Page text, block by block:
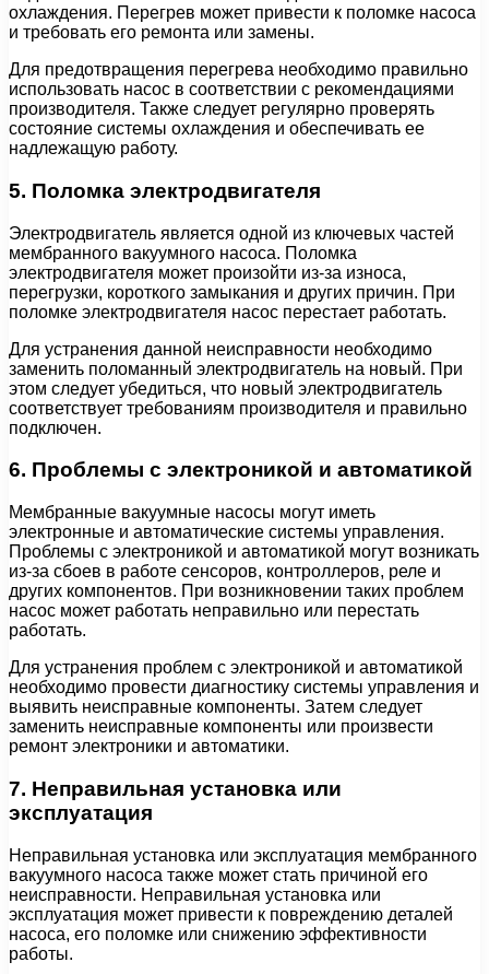
охлаждения. Перегрев может привести к поломке насоса
и требовать его ремонта или замены.
Для предотвращения перегрева необходимо правильно
использовать насос в соответствии с рекомендациями
производителя. Также следует регулярно проверять
состояние системы охлаждения и обеспечивать ее
надлежащую работу.
5. Поломка электродвигателя
Электродвигатель является одной из ключевых частей
мембранного вакуумного насоса. Поломка
электродвигателя может произойти из-за износа,
перегрузки, короткого замыкания и других причин. При
поломке электродвигателя насос перестает работать.
Для устранения данной неисправности необходимо
заменить поломанный электродвигатель на новый. При
этом следует убедиться, что новый электродвигатель
соответствует требованиям производителя и правильно
подключен.
6. Проблемы с электроникой и автоматикой
Мембранные вакуумные насосы могут иметь
электронные и автоматические системы управления.
Проблемы с электроникой и автоматикой могут возникать
из-за сбоев в работе сенсоров, контроллеров, реле и
других компонентов. При возникновении таких проблем
насос может работать неправильно или перестать
работать.
Для устранения проблем с электроникой и автоматикой
необходимо провести диагностику системы управления и
выявить неисправные компоненты. Затем следует
заменить неисправные компоненты или произвести
ремонт электроники и автоматики.
7. Неправильная установка или
эксплуатация
Неправильная установка или эксплуатация мембранного
вакуумного насоса также может стать причиной его
неисправности. Неправильная установка или
эксплуатация может привести к повреждению деталей
насоса, его поломке или снижению эффективности
работы.